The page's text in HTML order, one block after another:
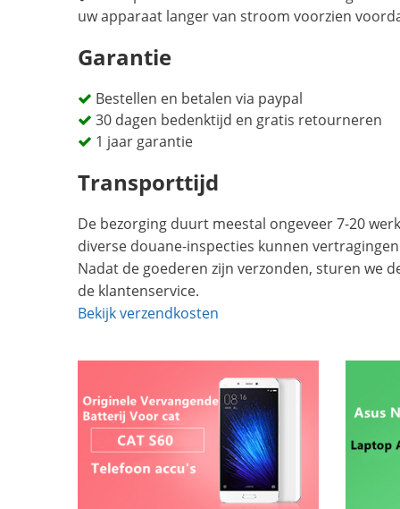
uw apparaat langer van stroom voorzien
Garantie
Bestellen en betalen via paypal
30 dagen bedenktijd en gratis retourneren
1 jaar garantie
Transporttijd
De bezorging duurt meestal ongeveer 7-20
diverse douane-inspecties kunnen
Nadat de goederen zijn verzonden, sturen we
de klantenservice.
Bekijk verzendkosten